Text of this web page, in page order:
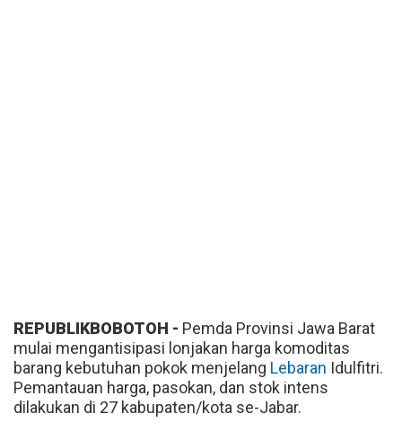
REPUBLIKBOBOTOH - Pemda Provinsi Jawa Barat
mulai mengantisipasi lonjakan harga komoditas
barang kebutuhan pokok menjelang Lebaran Idulfitri.
Pemantauan harga, pasokan, dan stok intens
dilakukan di 27 kabupaten/kota se-Jabar.